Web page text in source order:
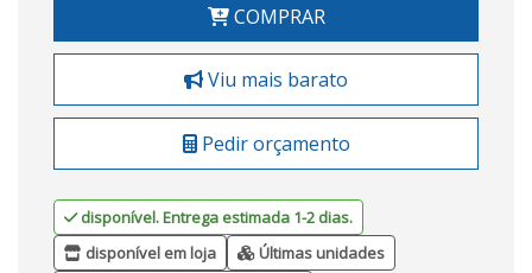
COMPRAR
Viu mais barato
Pedir orçamento
disponível. Entrega estimada 1-2 dias.
disponível em loja
Últimas unidades